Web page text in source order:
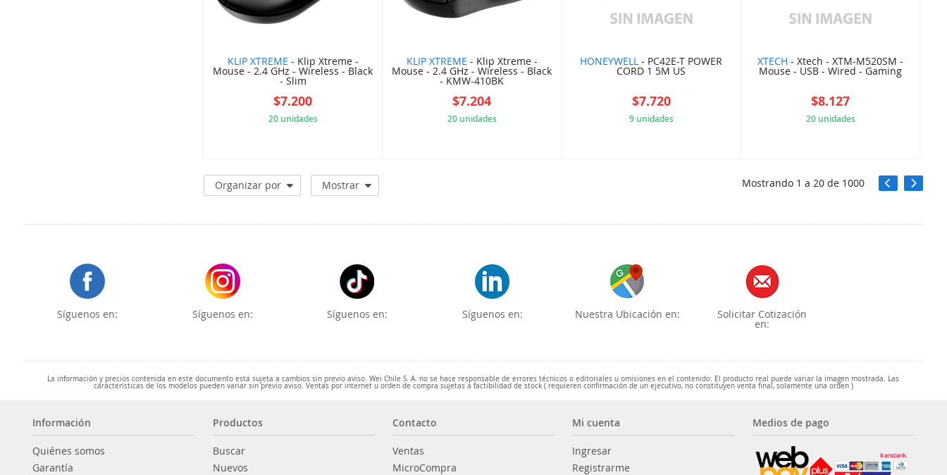
KLIP XTREME - Klip Xtreme -
Mouse - 2.4 GHz - Wireless - Black
- Slim
$7.200
20 unidades
KLIP XTREME - Klip Xtreme -
Mouse - 2.4 GHz - Wireless - Black
- KMW-410BK
$7.204
20 unidades
HONEYWELL - PC42E-T POWER
CORD 1 5M US
$7.720
9 unidades
XTECH - Xtech - XTM-M520SM -
Mouse - USB - Wired - Gaming
$8.127
20 unidades
Organizar por Mostrar Mostrando 1 a 20 de 1000
Síguenos en: Síguenos en: Síguenos en: Síguenos en: Nuestra Ubicación en: Solicitar Cotización
en:
La información y precios contenida en este documento está sujeta a cambios sin previo aviso. Wei Chile S. A. no se hace responsable de errores técnicos o editoriales u omisiones en el contenido. El producto real puede variar la imagen mostrada. Las
características de los modelos pueden variar sin previo aviso. Ventas por internet u orden de compra sujetas a factibilidad de stock ( requieren confirmación de un ejecutivo, no constituyen venta final, solamente una orden )
Información
Quiénes somos
Garantía
Productos
Buscar
Nuevos
Contacto
Ventas
MicroCompra
Mi cuenta
Ingresar
Registrarme
Medios de pago